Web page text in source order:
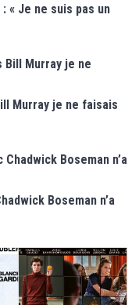
« Je ne suis pas un
Murray je ne faisais
Boseman n’a